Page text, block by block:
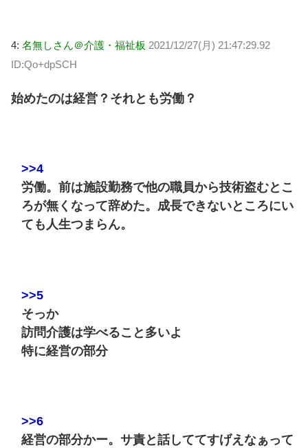
4: 名無しさん＠介護・福祉板 2021/12/27(月) 21:47:29.92
ID:Qo+dpSCH
始めたのは経営？それとも労働？
>>4
労働。前は施設勤務で他の職員から技術盗むとこ
ろが無くなって辞めた。成長できないところにい
ても人生つまらん。
>>5
そっか
訪問介護は学べること多いよ
特に経営の部分
>>6
経営の部分かー。サ責と話しててすげえなぁって